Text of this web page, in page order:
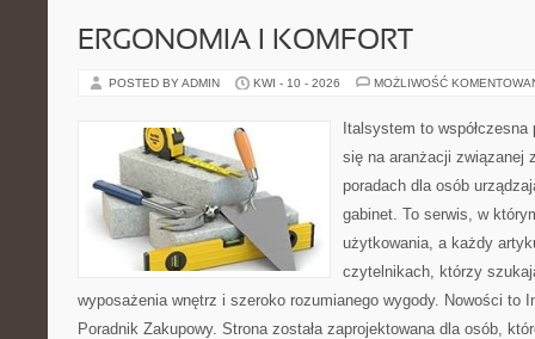
ERGONOMIA I KOMFORT
POSTED BY ADMIN KWI - 10 - 2026 MOŻLIWOŚĆ
Italsystem to
się na aranżacji związanej
poradach dla osób
gabinet. To serwis, w
użytkowania, a każdy
czytelnikach, którzy
wyposażenia wnętrz i szeroko rozumianego wygody. Nowości to
Poradnik Zakupowy. Strona została zaprojektowana dla osób,